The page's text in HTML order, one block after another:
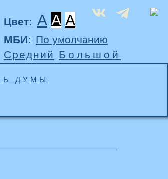
Цвет: A A A
МБИ: По умолчанию
Средний Большой
ДУМЫ